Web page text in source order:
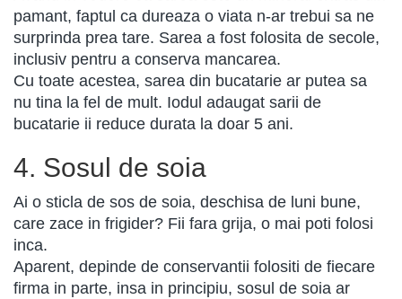
pamant, faptul ca dureaza o viata n-ar trebui sa ne
surprinda prea tare. Sarea a fost folosita de secole,
inclusiv pentru a conserva mancarea.
Cu toate acestea, sarea din bucatarie ar putea sa
nu tina la fel de mult. Iodul adaugat sarii de
bucatarie ii reduce durata la doar 5 ani.
4. Sosul de soia
Ai o sticla de sos de soia, deschisa de luni bune,
care zace in frigider? Fii fara grija, o mai poti folosi
inca.
Aparent, depinde de conservantii folositi de fiecare
firma in parte, insa in principiu, sosul de soia ar